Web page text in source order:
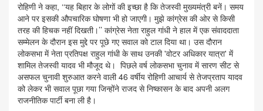
रोहिणी ने कहा, ‘‘यह बिहार के लोगों की इच्छा है कि तेजस्वी मुख्यमंत्री बनें। समय
आने पर इसकी औपचारिक घोषणा भी हो जाएगी। मुझे कांग्रेस की ओर से किसी
तरह की हिचक नहीं दिखती।’’ कांग्रेस नेता राहुल गांधी ने हाल में एक संवाददाता
सम्मेलन के दौरान इस मुद्दे पर पूछे गए सवाल को टाल दिया था। उस दौरान
लोकसभा में नेता प्रतिपक्ष राहुल गांधी के साथ उनकी 'वोटर अधिकार यात्रा' में
शामिल तेजस्वी यादव भी मौजूद थे। पिछले वर्ष लोकसभा चुनाव में सारण सीट से
असफल चुनावी शुरुआत करने वाली 46 वर्षीय रोहिणी आचार्य से तेजप्रताप यादव
को लेकर भी सवाल पूछा गया जिन्होंने राजद से निष्कासन के बाद अपनी अलग
राजनीतिक पार्टी बना ली है।